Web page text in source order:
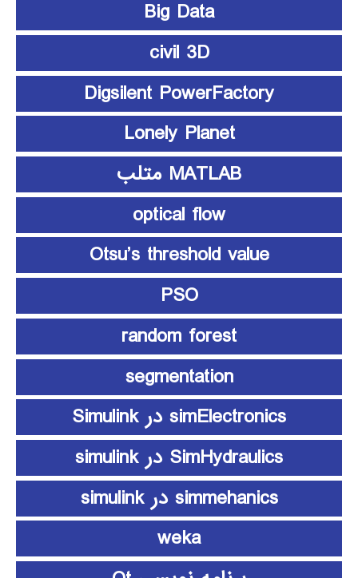
Big Data
civil 3D
Digsilent PowerFactory
Lonely Planet
MATLAB متلب
optical flow
Otsu’s threshold value
PSO
random forest
segmentation
simElectronics در Simulink
SimHydraulics در simulink
simmehanics در simulink
weka